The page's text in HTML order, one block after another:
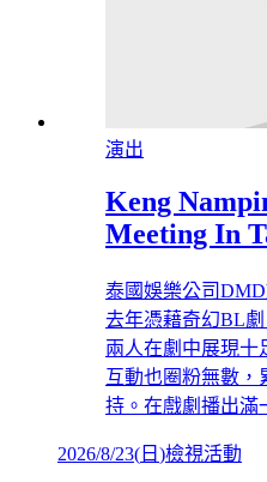
演出
Keng
Meeting In
泰國娛樂公司
去年憑藉奇幻BL
兩人在劇中展現十
互動也圈粉無數，
持。在戲劇播出滿
2026/8/23( 日 )檢視活動